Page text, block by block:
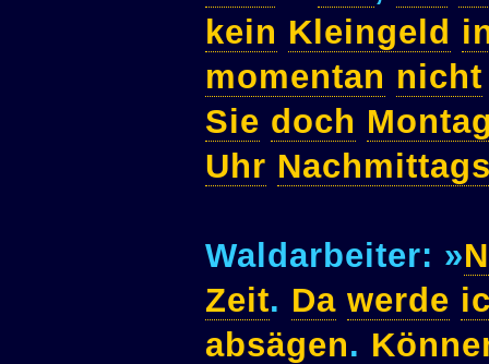
kein Kleingeld
momentan nicht
Sie doch
Uhr
Waldarbeiter: »
Zeit. Da werde
absägen.